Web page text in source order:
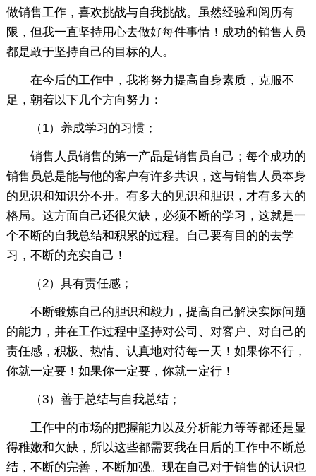
做销售工作，喜欢挑战与自我挑战。虽然经验和阅历有
限，但我一直坚持用心去做好每件事情！成功的销售人员
都是敢于坚持自己的目标的人。
在今后的工作中，我将努力提高自身素质，克服不
足，朝着以下几个方向努力：
（1）养成学习的习惯；
销售人员销售的第一产品是销售员自己；每个成功的
销售员总是能与他的客户有许多共识，这与销售人员本身
的见识和知识分不开。有多大的见识和胆识，才有多大的
格局。这方面自己还很欠缺，必须不断的学习，这就是一
个不断的自我总结和积累的过程。自己要有目的的去学
习，不断的充实自己！
（2）具有责任感；
不断锻炼自己的胆识和毅力，提高自己解决实际问题
的能力，并在工作过程中坚持对公司、对客户、对自己的
责任感，积极、热情、认真地对待每一天！如果你不行，
你就一定要！如果你一定要，你就一定行！
（3）善于总结与自我总结；
工作中的市场的把握能力以及分析能力等等都还是显
得稚嫩和欠缺，所以这些都需要我在日后的工作中不断总
结，不断的完善，不断加强。现在自己对于销售的认识也